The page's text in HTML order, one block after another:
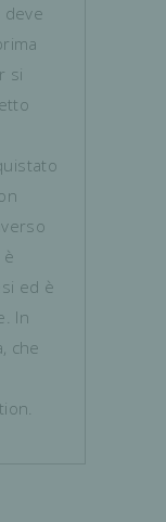
deve
si
è
ed è
In
che